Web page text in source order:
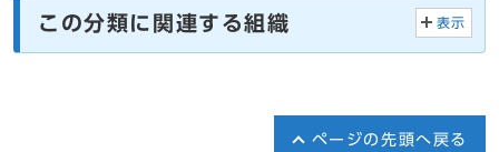
この分類に関連する組織 表示
ページの先頭へ戻る